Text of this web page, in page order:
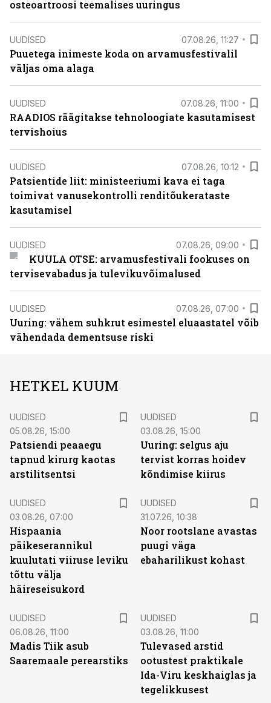
osteoartroosi teemalises uuringus
UUDISED 07.08.26, 11:27
Puuetega inimeste koda on arvamusfestivalil
väljas oma alaga
UUDISED 07.08.26, 11:00
RAADIOS räägitakse tehnoloogiate kasutamisest
tervishoius
UUDISED 07.08.26, 10:12
Patsientide liit: ministeeriumi kava ei taga
toimivat vanusekontrolli renditõukerataste
kasutamisel
UUDISED 07.08.26, 09:00
KUULA OTSE: arvamusfestivali fookuses on
tervisevabadus ja tulevikuvõimalused
UUDISED 07.08.26, 07:00
Uuring: vähem suhkrut esimestel eluaastatel võib
vähendada dementsuse riski
HETKEL KUUM
UUDISED
05.08.26, 15:00
Patsiendi peaaegu
tapnud kirurg kaotas
arstilitsentsi
UUDISED
03.08.26, 15:00
Uuring: selgus aju
tervist korras hoidev
kõndimise kiirus
UUDISED
03.08.26, 07:00
Hispaania
päikeserannikul
kuulutati viiruse leviku
tõttu välja
häireseisukord
UUDISED
31.07.26, 10:38
Noor rootslane avastas
puugi väga
ebaharilikust kohast
UUDISED
06.08.26, 11:00
Madis Tiik asub
Saaremaale perearstiks
UUDISED
03.08.26, 11:00
Tulevased arstid
ootustest praktikale
Ida-Viru keskhaiglas ja
tegelikkusest